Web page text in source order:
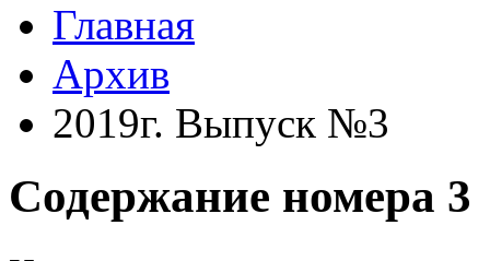
Главная
Архив
2019г. Выпуск №3
Содержание номера 3